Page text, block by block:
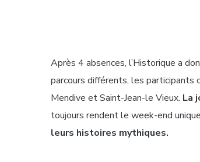
Après 4 absences, l’Historique a
parcours différents, les participants
Mendive et Saint-Jean-le Vieux. La
toujours rendent le week-end
leurs histoires mythiques.